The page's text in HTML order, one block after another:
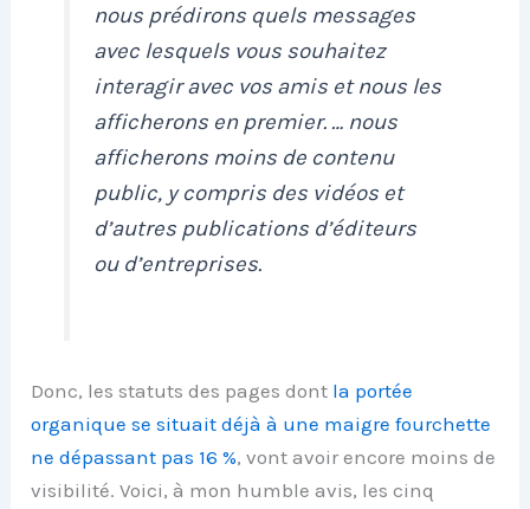
nous prédirons quels messages
avec lesquels vous souhaitez
interagir avec vos amis et nous les
afficherons en premier. … nous
afficherons moins de contenu
public, y compris des vidéos et
d’autres publications d’éditeurs
ou d’entreprises.
Donc, les statuts des pages dont la portée
organique se situait déjà à une maigre fourchette
ne dépassant pas 16 %, vont avoir encore moins de
visibilité. Voici, à mon humble avis, les cinq